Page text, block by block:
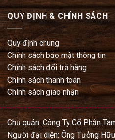
QUY ĐỊNH & CHÍNH SÁCH
Quy định chung
Chính sách bảo mật thông tin
Chính sách đổi trả hàng
Chính sách thanh toán
Chính sách giao nhận
Chủ quản: Công Ty Cổ Phần
Người đại diện: Ông Tưởng